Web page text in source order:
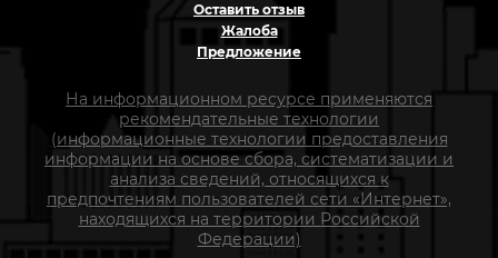
Оставить отзыв
Жалоба
Предложение
На информационном ресурсе применяются
рекомендательные технологии
(информационные технологии предоставления
информации на основе сбора, систематизации и
анализа сведений, относящихся к
предпочтениям пользователей сети «Интернет»,
находящихся на территории Российской
Федерации)